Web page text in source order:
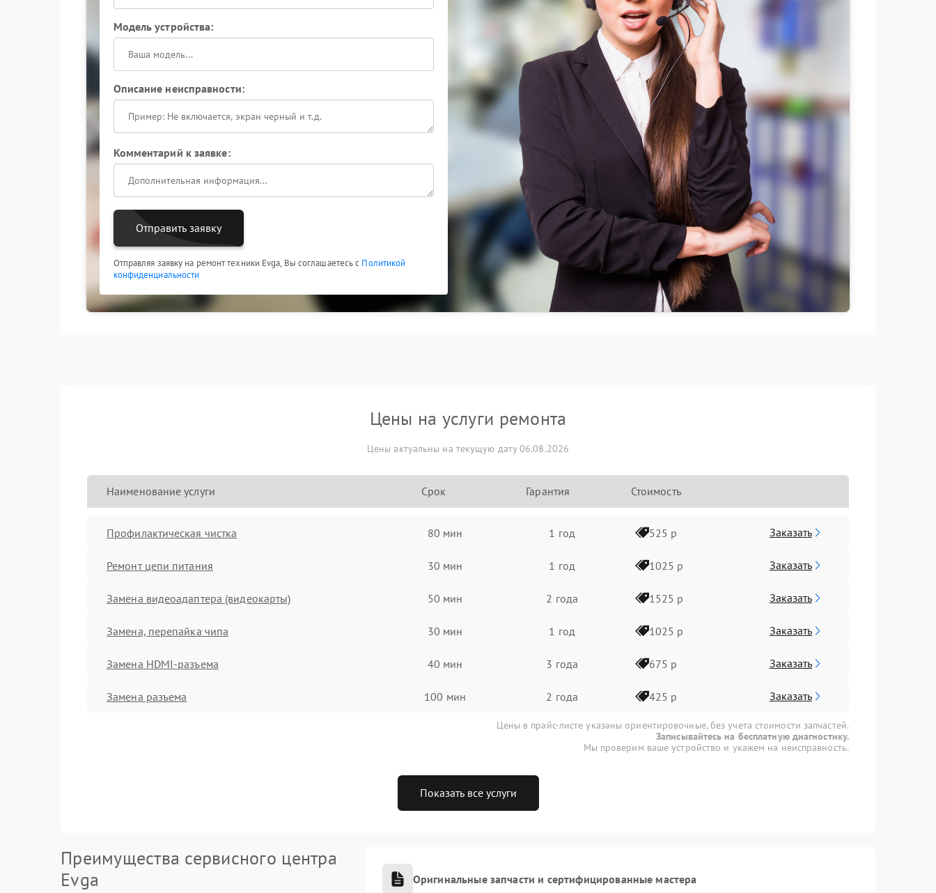
Модель устройства:
Описание неисправности:
Комментарий к заявке:
Отправить заявку
Отправляя заявку на ремонт техники Evga, Вы соглашаетесь с Политикой
конфиденциальности
Цены на услуги ремонта
Цены актуальны на текущую дату 06.08.2026
Наименование услуги Срок Гарантия Стоимость
Профилактическая чистка 80 мин 1 год 525 р Заказать
Ремонт цепи питания 30 мин 1 год 1025 р Заказать
Замена видеоадаптера (видеокарты) 50 мин 2 года 1525 р Заказать
Замена, перепайка чипа 30 мин 1 год 1025 р Заказать
Замена HDMI-разъема 40 мин 3 года 675 р Заказать
Замена разъема 100 мин 2 года 425 р Заказать
Цены в прайс-листе указаны ориентировочные, без учета стоимости запчастей.
Записывайтесь на бесплатную диагностику.
Мы проверим ваше устройство и укажем на неисправность.
Показать все услуги
Преимущества сервисного центра
Evga
Оригинальные запчасти и сертифицированные мастера